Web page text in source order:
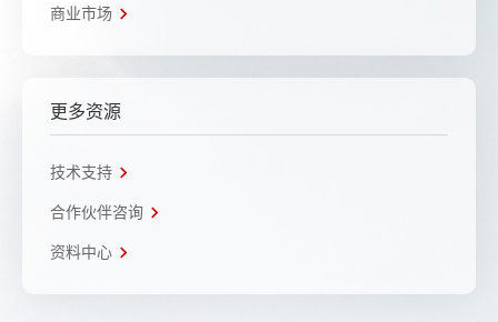
商业市场
更多资源
技术支持
合作伙伴咨询
资料中心